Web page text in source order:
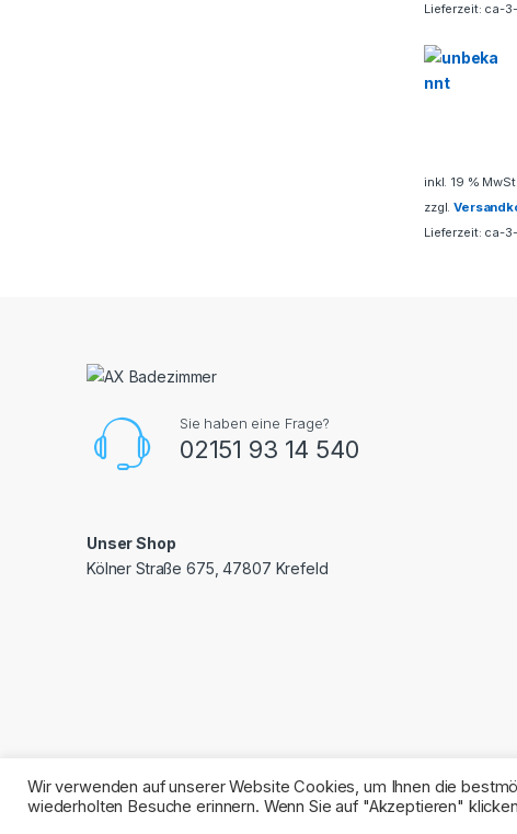
Lieferzeit: ca-
inkl. 19 % MwSt.
zzgl.
Lieferzeit: ca-
Sie haben eine Frage?
02151 93 14 540
Unser Shop
Kölner Straße 675, 47807 Krefeld
© AX Badezimmer. Alle Rechte vorbehalten. 2025
Wir verwenden auf unserer Website Cookies, um Ihnen die
wiederholten Besuche erinnern. Wenn Sie auf "Akzeptieren"